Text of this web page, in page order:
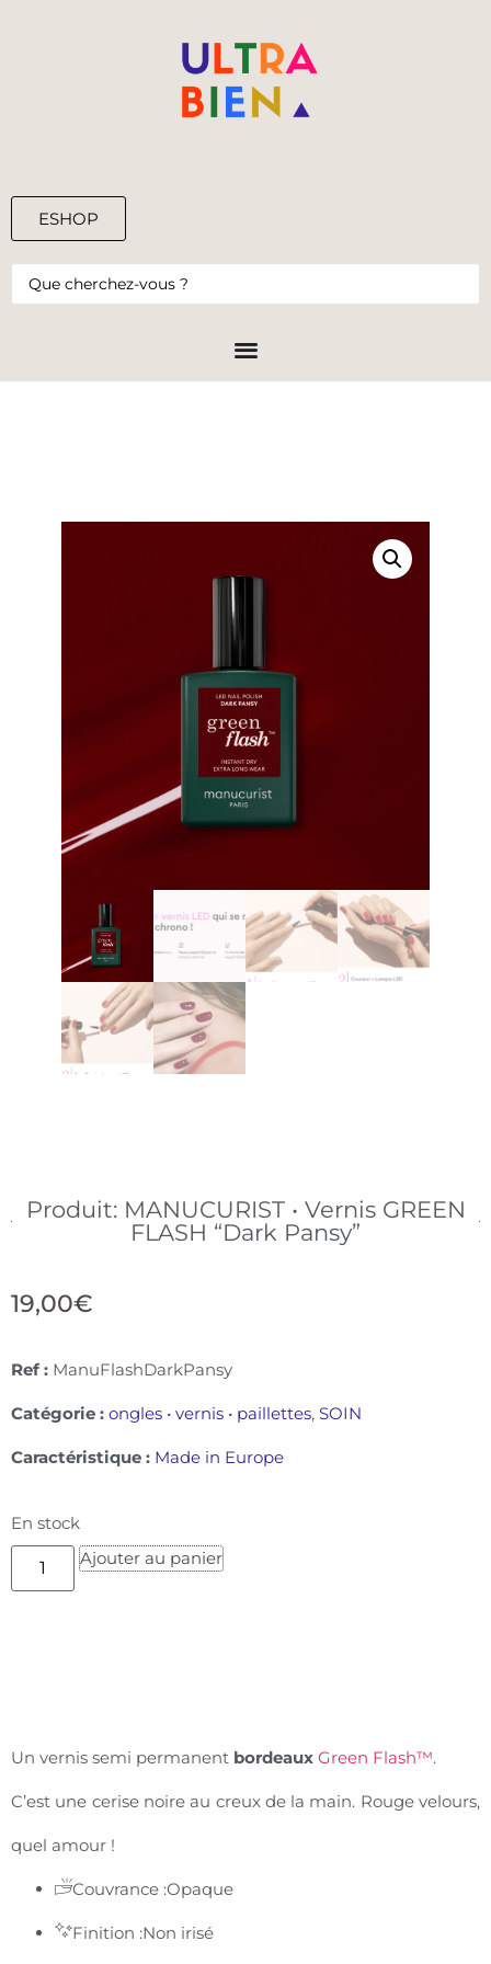
ESHOP
0,00€
Produit: MANUCURIST • Vernis GREEN
FLASH “Dark Pansy”
19,00€
Ref : ManuFlashDarkPansy
Catégorie : ongles • vernis • paillettes, SOIN
Caractéristique : Made in Europe
En stock
Ajouter au panier
Un vernis semi permanent bordeaux Green Flash™.
C’est une cerise noire au creux de la main. Rouge velours,
quel amour !
Couvrance :Opaque
Finition :Non irisé